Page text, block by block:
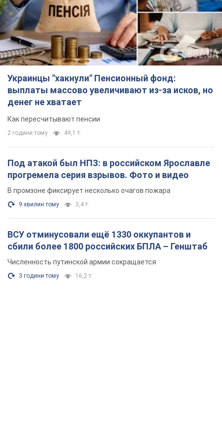
Украинцы "хакнули" Пенсионный фонд:
выплаты массово увеличивают из-за исков, но
денег не хватает
Как пересчитывают пенсии
2 години тому 49,1 т.
Под атакой был НПЗ: в российском Ярославле
прогремела серия взрывов. Фото и видео
В промзоне фиксирует несколько очагов пожара
9 хвилин тому 3,4 т.
ВСУ отминусовали ещё 1330 оккупантов и
сбили более 1800 российских БПЛА – Генштаб
Численность путинской армии сокращается
3 години тому 16,2 т.